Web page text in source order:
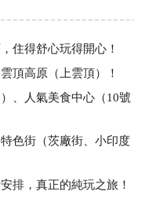
住得舒心玩得開心！
頂高原（上雲頂）！
、人氣美食中心（10號
色街（茨廠街、小印度
排，真正的純玩之旅！